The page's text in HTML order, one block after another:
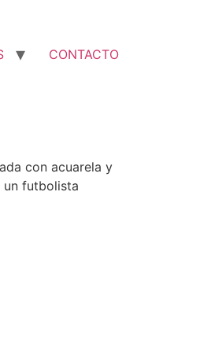
CONTACTO
con acuarela y
un futbolista